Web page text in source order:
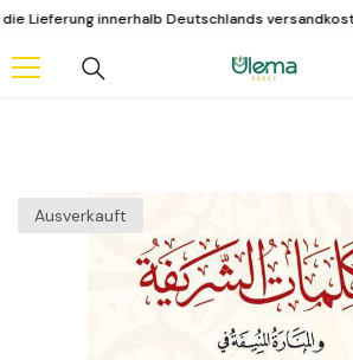
Zum Inhalt springen
innerhalb Deutschlands versandkostenfrei.
Ausverkauft